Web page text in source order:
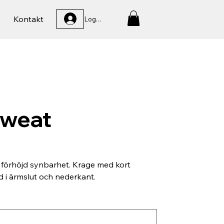
Kontakt Logga In
synbarhet. Krage med kort
i ärmslut och nederkant.